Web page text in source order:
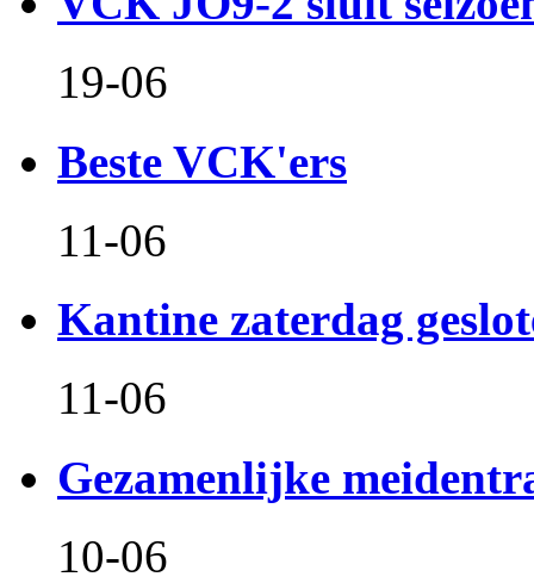
19-06
Beste VCK'ers
11-06
Kantine zaterdag
11-06
Gezamenlijke
10-06